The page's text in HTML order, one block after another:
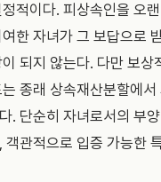
적이다. 피상속인을 오
한 자녀가 그 보답으로
되지 않는다. 다만 보상
종래 상속재산분할에
. 단순히 자녀로서의 부
객관적으로 입증 가능한